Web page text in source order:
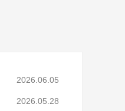
2026.06.05
2026.05.28